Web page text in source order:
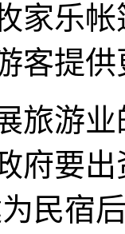
家乐
客提
游业
府要
民宿